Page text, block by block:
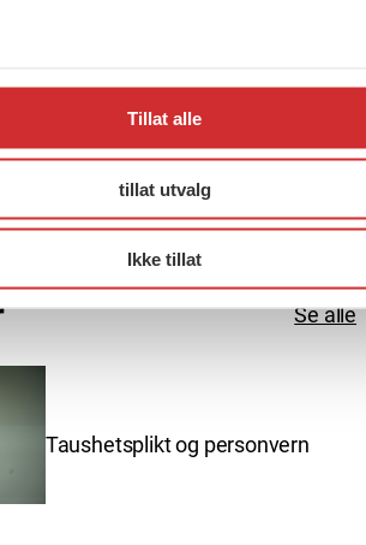
Tillat alle
tillat utvalg
Ikke tillat
Modum Bad.
medlem
Se alle
Taushetsplikt og personvern